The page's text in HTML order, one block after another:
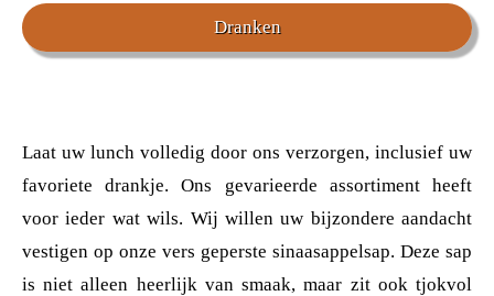
Dranken
Laat uw lunch volledig door ons verzorgen, inclusief uw
favoriete drankje. Ons gevarieerde assortiment heeft
voor ieder wat wils. Wij willen uw bijzondere aandacht
vestigen op onze vers geperste sinaasappelsap. Deze sap
is niet alleen heerlijk van smaak, maar zit ook tjokvol